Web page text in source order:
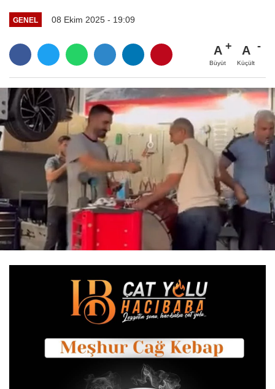
GENEL 08 Ekim 2025 - 19:09
A
Büyüt
A
Küçült